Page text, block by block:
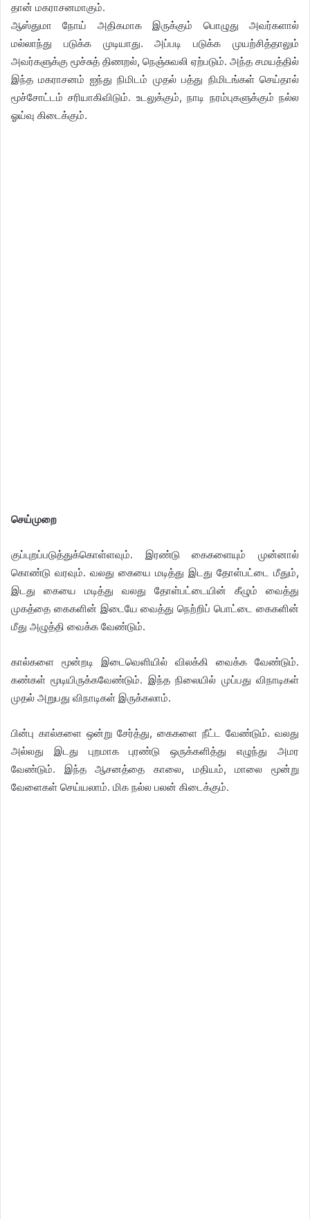
தான் மகராசனமாகும்.
ஆஸ்துமா நோய் அதிகமாக இருக்கும் பொழுது அவர்களால்
மல்லாந்து படுக்க முடியாது. அப்படி படுக்க முயற்சித்தாலும்
அவர்களுக்கு மூச்சுத் திணறல், நெஞ்சுவலி ஏற்படும். அந்த சமயத்தில்
இந்த மகராசனம் ஐந்து நிமிடம் முதல் பத்து நிமிடங்கள் செய்தால்
மூச்சோட்டம் சரியாகிவிடும். உடலுக்கும், நாடி நரம்புகளுக்கும் நல்ல
ஓய்வு கிடைக்கும்.
செய்முறை
குப்புறப்படுத்துக்கொள்ளவும். இரண்டு கைகளையும் முன்னால்
கொண்டு வரவும். வலது கையை மடித்து இடது தோள்பட்டை மீதும்,
இடது கையை மடித்து வலது தோள்பட்டையின் கீழும் வைத்து
முகத்தை கைகளின் இடையே வைத்து நெற்றிப் பொட்டை கைகளின்
மீது அழுத்தி வைக்க வேண்டும்.
கால்களை மூன்றடி இடைவெளியில் விலக்கி வைக்க வேண்டும்.
கண்கள் மூடியிருக்கவேண்டும். இந்த நிலையில் முப்பது விநாடிகள்
முதல் அறுபது விநாடிகள் இருக்கலாம்.
பின்பு கால்களை ஒன்று சேர்த்து, கைகளை நீட்ட வேண்டும். வலது
அல்லது இடது புறமாக புரண்டு ஒருக்களித்து எழுந்து அமர
வேண்டும். இந்த ஆசனத்தை காலை, மதியம், மாலை மூன்று
வேளைகள் செய்யலாம். மிக நல்ல பலன் கிடைக்கும்.